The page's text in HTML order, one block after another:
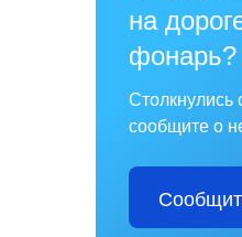
на
фонарь?
сообщите о